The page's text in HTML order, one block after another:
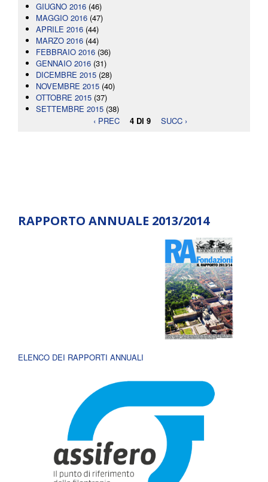
GIUGNO 2016 (46)
MAGGIO 2016 (47)
APRILE 2016 (44)
MARZO 2016 (44)
FEBBRAIO 2016 (36)
GENNAIO 2016 (31)
DICEMBRE 2015 (28)
NOVEMBRE 2015 (40)
OTTOBRE 2015 (37)
SETTEMBRE 2015 (38)
‹ PREC
4 DI 9 SUCC ›
RAPPORTO ANNUALE 2013/2014
ELENCO DEI RAPPORTI ANNUALI